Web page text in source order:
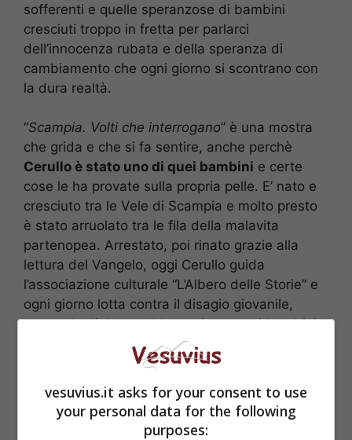
sofferenti e quelle speranzose di bambini
cresciuti troppo in fretta per parlarci
dell’innocenza rubata e della speranza di
cambiamento che ogni giorno si scontrano con
la dura realtà.
“Scampia. Volti che interrogano” è una mostra
che grida e che si fa sentire, anche perchè
Cerullo è stato uno di quei bambini e certe
cose le ha provate sulla propria pelle. E’ nato e
cresciuto tra le Vele di Scampia e molto presto
è stato arruolato tra le fila della malavita
partenopea. Arrestato, poi rinato grazie alla
lettura del Vangelo, oggi Cerullo guida
l’associazione culturale “L’Albero delle Storie” e
ogni giorno lotta contra il disagio giovanile,
cercando di dare un’alternativa a quei bambini
cresciuti troppo in fretta attraverso i giochi,
l’educazione e la cultura.
vesuvius.it asks for your consent to use
your personal data for the following
purposes: